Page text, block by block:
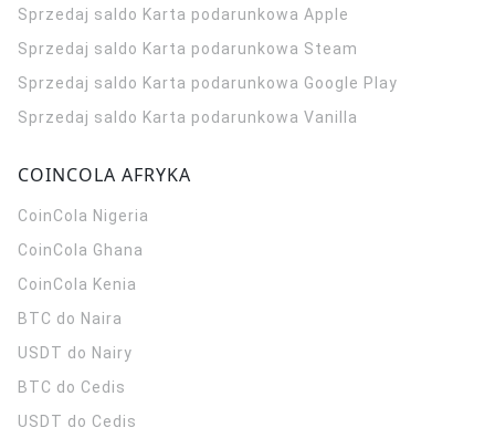
Sprzedaj saldo Karta podarunkowa Apple
Sprzedaj saldo Karta podarunkowa Steam
Sprzedaj saldo Karta podarunkowa Google Play
Sprzedaj saldo Karta podarunkowa Vanilla
COINCOLA AFRYKA
CoinCola Nigeria
CoinCola Ghana
CoinCola Kenia
BTC do Naira
USDT do Nairy
BTC do Cedis
USDT do Cedis